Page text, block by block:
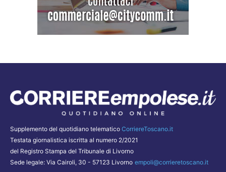
Supplemento del quotidiano telematico CorriereToscano.it
Testata giornalistica iscritta al numero 2/2021
del Registro Stampa del Tribunale di Livorno
Sede legale: Via Cairoli, 30 - 57123 Livorno empoli@corrieretoscano.it